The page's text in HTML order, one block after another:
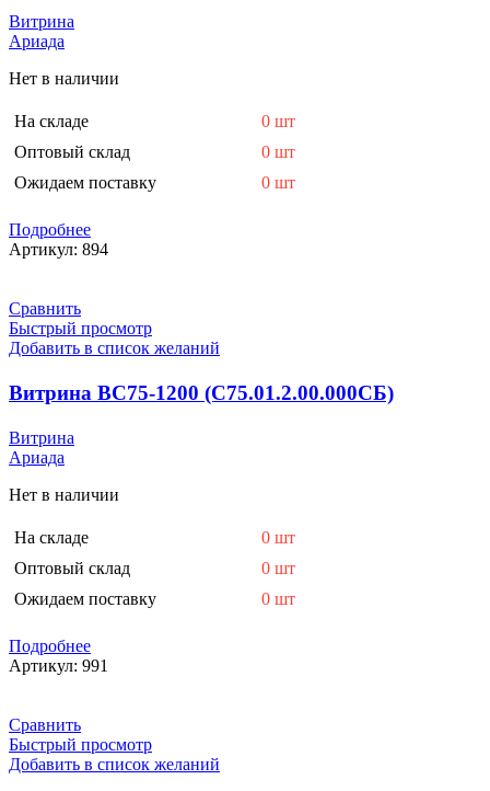
Витрина
Ариада
Нет в наличии
На складе
0 шт
Оптовый склад
0 шт
Ожидаем поставку
0 шт
Подробнее
Артикул: 894
Сравнить
Быстрый просмотр
Добавить в список желаний
Витрина ВС75-1200 (С75.01.2.00.000СБ)
Витрина
Ариада
Нет в наличии
На складе
0 шт
Оптовый склад
0 шт
Ожидаем поставку
0 шт
Подробнее
Артикул: 991
Сравнить
Быстрый просмотр
Добавить в список желаний